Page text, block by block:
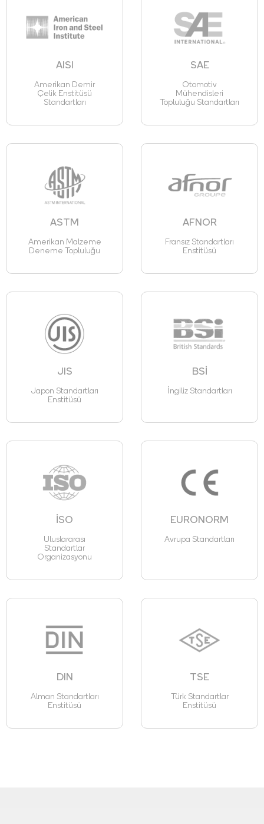
AISI
Amerikan Demir
Çelik Enstitüsü
Standartları
SAE
Otomotiv
Mühendisleri
Topluluğu Standartları
ASTM
Amerikan Malzeme
Deneme Topluluğu
AFNOR
Fransız Standartları
Enstitüsü
JIS
Japon Standartları
Enstitüsü
BSİ
İngiliz Standartları
İSO
Uluslararası
Standartlar
Organizasyonu
EURONORM
Avrupa Standartları
DIN
Alman Standartları
Enstitüsü
TSE
Türk Standartlar
Enstitüsü